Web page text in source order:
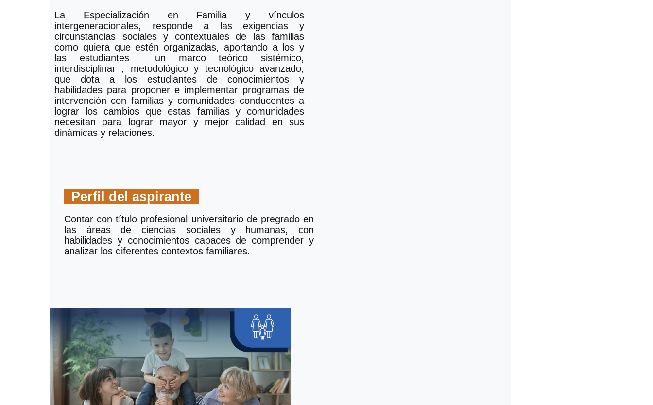
La Especialización en Familia y vínculos
intergeneracionales, responde a las exigencias y
circunstancias sociales y contextuales de las familias
como quiera que estén organizadas, aportando a los y
las estudiantes un marco teórico sistémico,
interdisciplinar , metodológico y tecnológico avanzado,
que dota a los estudiantes de conocimientos y
habilidades para proponer e implementar programas de
intervención con familias y comunidades conducentes a
lograr los cambios que estas familias y comunidades
necesitan para lograr mayor y mejor calidad en sus
dinámicas y relaciones.
Perfil del aspirante
Contar con título profesional universitario de pregrado en
las áreas de ciencias sociales y humanas, con
habilidades y conocimientos capaces de comprender y
analizar los diferentes contextos familiares.